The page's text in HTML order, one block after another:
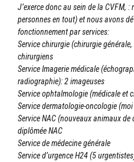
J’exerce donc au sein de la CVFM,
personnes en tout) et nous avons
fonctionnement par services:
Service chirurgie (chirurgie
chirurgiens
Service Imagerie médicale
radiographie): 2 imageuses
Service ophtalmologie (médicale et
Service dermatologie-oncologie (moi
Service NAC (nouveaux animaux
diplômée NAC
Service de médecine générale
Service d’urgence H24 (5